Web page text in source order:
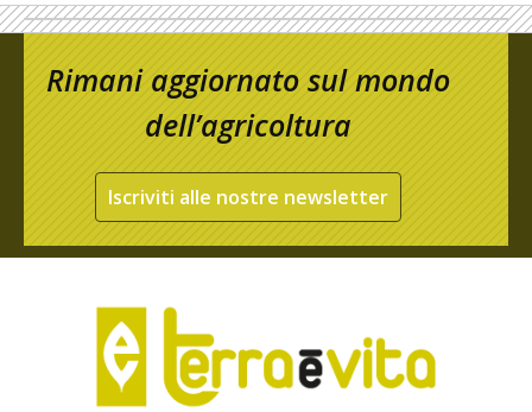
Rimani aggiornato sul mondo
dell’agricoltura
Iscriviti alle nostre newsletter